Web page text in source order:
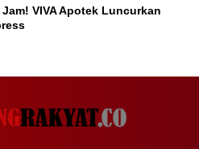
VIVA Apotek Luncurkan